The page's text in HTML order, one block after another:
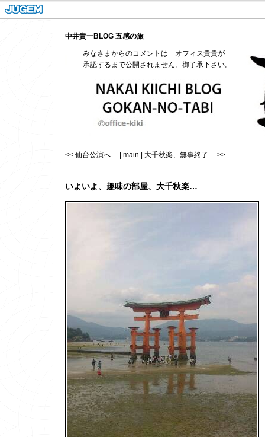
中井貴一BLOG 五感の旅
みなさまからのコメントは オフィス貴貴が
承認するまで公開されません。御了承下さい。
<< 仙台公演へ… main 大千秋楽、無事終了… >>
いよいよ、趣味の部屋、大千秋楽…